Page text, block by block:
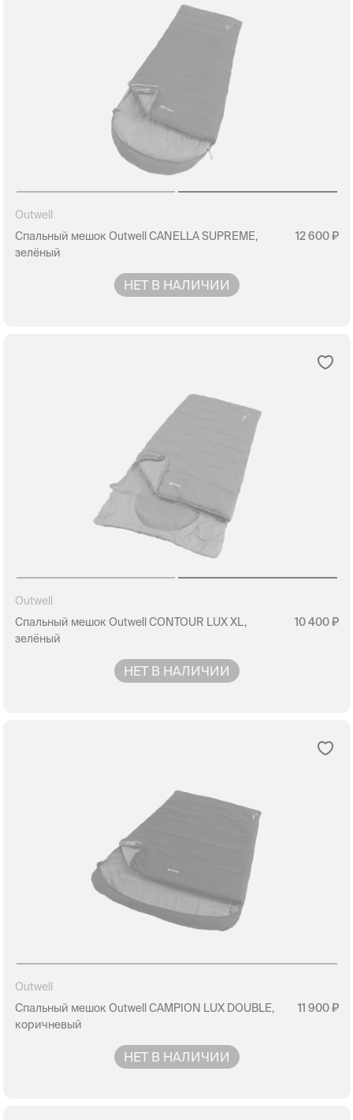
Outwell
Спальный мешок Outwell CANELLA SUPREME,
зелёный
12 600
НЕТ В НАЛИЧИИ
Outwell
Спальный мешок Outwell CONTOUR LUX XL,
зелёный
10 400
НЕТ В НАЛИЧИИ
Outwell
Спальный мешок Outwell CAMPION LUX DOUBLE,
коричневый
11 900
НЕТ В НАЛИЧИИ